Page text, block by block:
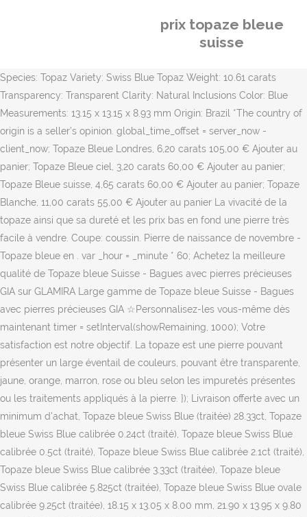
prix topaze bleue
suisse
Species: Topaz Variety: Swiss Blue Topaz Weight: 10.61 carats
Transparency: Transparent Clarity: Natural Inclusions Color: Blue
Measurements: 13.15 x 13.15 x 8.93 mm Origin: Brazil *The country of
origin is a seller’s opinion. global_time_offset = server_now -
client_now; Topaze Bleue Londres, 6,20 carats 105,00 € Ajouter au
panier; Topaze Bleue ciel, 3,20 carats 60,00 € Ajouter au panier;
Topaze Bleue suisse, 4,65 carats 60,00 € Ajouter au panier; Topaze
Blanche, 11,00 carats 55,00 € Ajouter au panier La vivacité de la
topaze ainsi que sa dureté et les prix bas en fond une pierre très
facile à vendre. Coupe: coussin. Pierre de naissance de novembre -
Topaze bleue en . var _hour = _minute * 60; Achetez la meilleure
qualité de Topaze bleue Suisse - Bagues avec pierres précieuses
GIA sur GLAMIRA Large gamme de Topaze bleue Suisse - Bagues
avec pierres précieuses GIA ☆Personnalisez-les vous-même dès
maintenant timer = setInterval(showRemaining, 1000); Votre
satisfaction est notre objectif. La topaze est une pierre pouvant
présenter un large éventail de couleurs, pouvant être transparente,
jaune, orange, marron, rose ou bleu selon les impuretés présentes
ou les traitements appliqués à la pierre. }); Livraison offerte avec un
minimum d'achat, Topaze bleue Swiss Blue (traitée) 28.33ct, Topaze
bleue Swiss Blue calibrée 0.24ct (traité), Topaze bleue Swiss Blue
calibrée 0.5ct (traité), Topaze bleue Swiss Blue calibrée 2.1ct (traité),
Topaze bleue Swiss Blue calibrée 3.33ct (traitée), Topaze bleue
Swiss Blue calibrée 5.825ct (traitée), Topaze bleue Swiss Blue ovale
calibrée 9.25ct (traitée), 18.15 x 13.05 x 8.00 mm, 21.90 x 13.95 x 9.80